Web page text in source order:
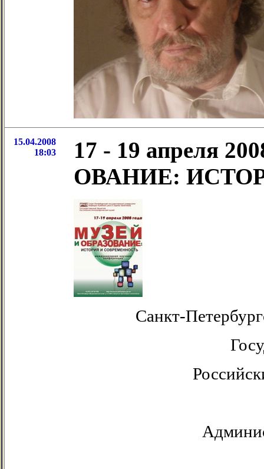
15.04.2008
18:03
17 - 19 апреля
ОВАНИЕ:
Санкт-